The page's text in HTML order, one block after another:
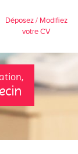
Déposez / Modifiez
votre CV